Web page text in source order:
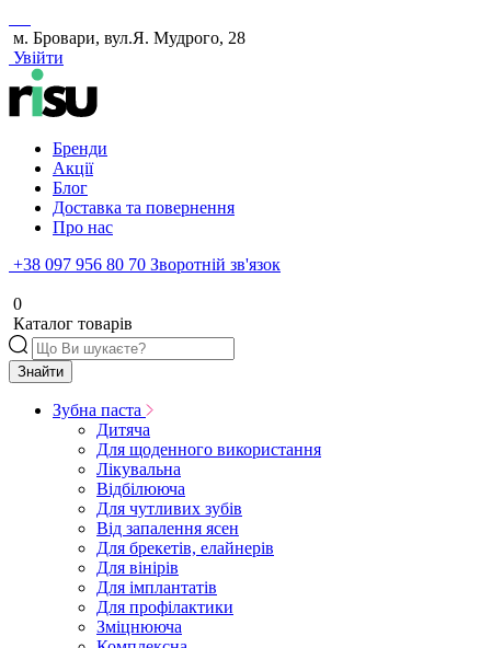
м. Бровари, вул.Я. Мудрого, 28
Увійти
Бренди
Акції
Блог
Доставка та повернення
Про нас
+38 097 956 80 70 Зворотній зв'язок
0
Каталог товарів
Знайти
Зубна паста
Дитяча
Для щоденного використання
Лікувальна
Відбілююча
Для чутливих зубів
Від запалення ясен
Для брекетів, елайнерів
Для вінірів
Для імплантатів
Для профілактики
Зміцнююча